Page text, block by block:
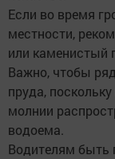
Если во время
местности,
или каменистый
Важно, чтобы
пруда,
молнии
водоема.
Водителям быть